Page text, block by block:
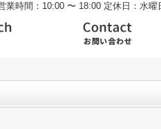
業時間：10:00 〜 18:00 定休日：水曜